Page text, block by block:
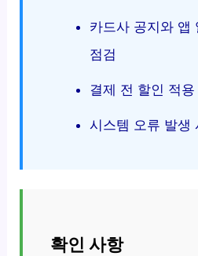
카드사 공지와 앱
점검
결제 전 할인 적
시스템 오류 발생
확인 사항